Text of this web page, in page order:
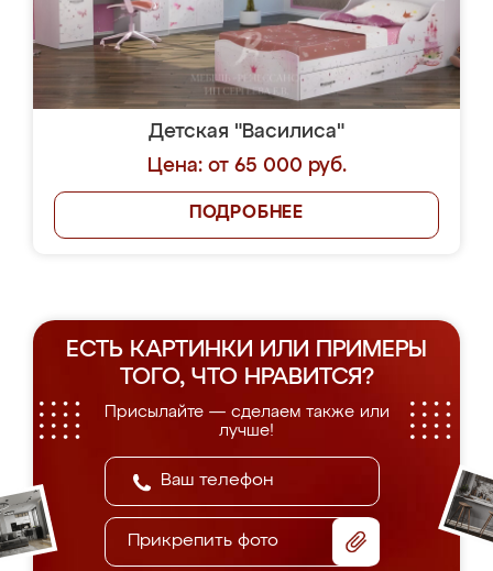
Детская "Василиса"
Цена: от 65 000 руб.
ПОДРОБНЕЕ
ЕСТЬ КАРТИНКИ ИЛИ ПРИМЕРЫ
ТОГО, ЧТО НРАВИТСЯ?
Присылайте — сделаем также или
лучше!
Прикрепить фото